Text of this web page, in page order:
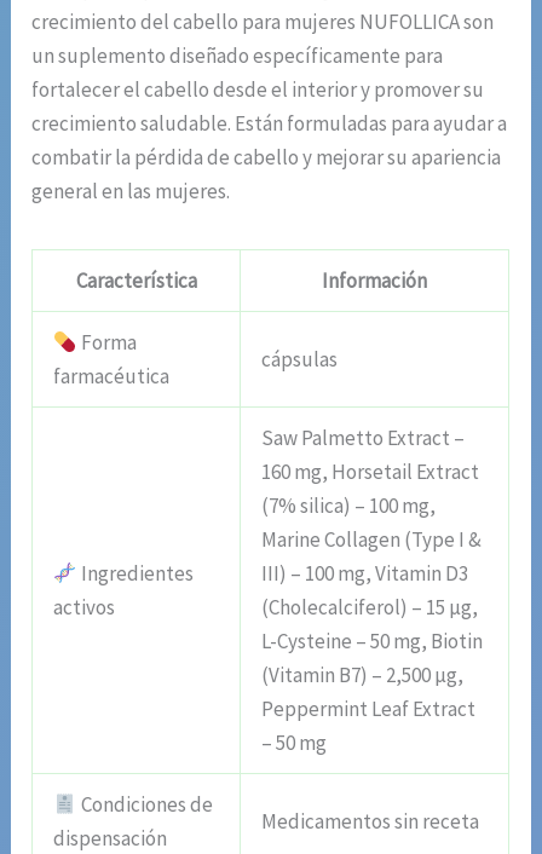
crecimiento del cabello para mujeres NUFOLLICA son
un suplemento diseñado específicamente para
fortalecer el cabello desde el interior y promover su
crecimiento saludable. Están formuladas para ayudar a
combatir la pérdida de cabello y mejorar su apariencia
general en las mujeres.
Característica Información
Forma
farmacéutica
cápsulas
Ingredientes
activos
Saw Palmetto Extract –
160 mg, Horsetail Extract
(7% silica) – 100 mg,
Marine Collagen (Type I &
III) – 100 mg, Vitamin D3
(Cholecalciferol) – 15 µg,
L-Cysteine – 50 mg, Biotin
(Vitamin B7) – 2,500 µg,
Peppermint Leaf Extract
– 50 mg
Condiciones de
dispensación
Medicamentos sin receta